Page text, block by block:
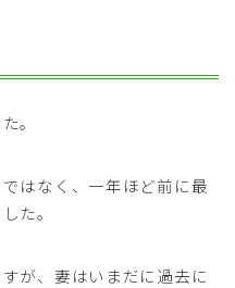
。
はなく、一年ほど前に最
た。
が、妻はいまだに過去に